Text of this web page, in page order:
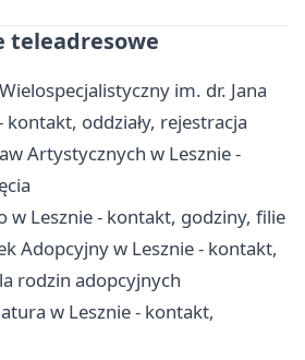
teleadresowe
im. dr. Jana
kontakt, oddziały, rejestracja
Artystycznych w Lesznie -
w Lesznie - kontakt, godziny, filie
Adopcyjny w Lesznie - kontakt,
rodzin adopcyjnych
w Lesznie - kontakt,